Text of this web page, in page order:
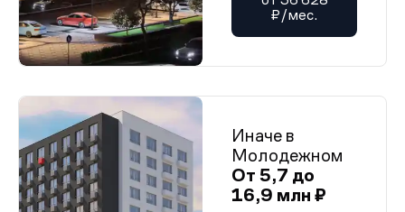
₽/мес.
Иначе в
Молодежном
От 5,7 до
16,9 млн ₽